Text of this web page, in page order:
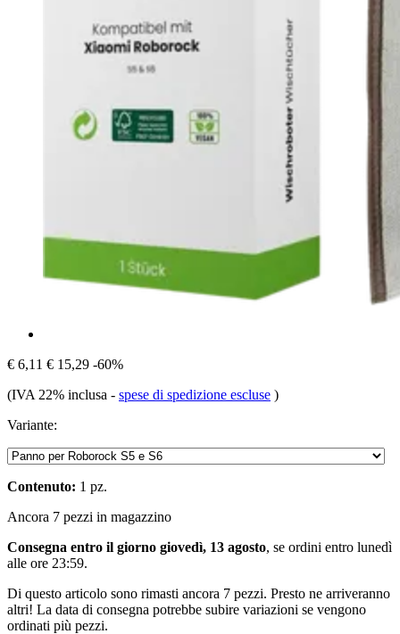
€ 6,11 € 15,29 -60%
(IVA 22% inclusa - spese di spedizione escluse )
Variante:
Contenuto: 1 pz.
Ancora 7 pezzi in magazzino
Consegna entro il giorno giovedì, 13 agosto, se ordini entro lunedì
alle ore 23:59.
Di questo articolo sono rimasti ancora 7 pezzi. Presto ne arriveranno
altri! La data di consegna potrebbe subire variazioni se vengono
ordinati più pezzi.